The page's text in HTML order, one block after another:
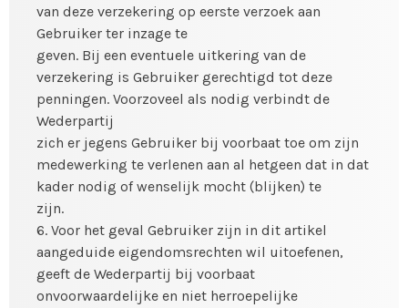
van deze verzekering op eerste verzoek aan
Gebruiker ter inzage te
geven. Bij een eventuele uitkering van de
verzekering is Gebruiker gerechtigd tot deze
penningen. Voorzoveel als nodig verbindt de
Wederpartij
zich er jegens Gebruiker bij voorbaat toe om zijn
medewerking te verlenen aan al hetgeen dat in dat
kader nodig of wenselijk mocht (blijken) te
zijn.
6. Voor het geval Gebruiker zijn in dit artikel
aangeduide eigendomsrechten wil uitoefenen,
geeft de Wederpartij bij voorbaat
onvoorwaardelijke en niet herroepelijke